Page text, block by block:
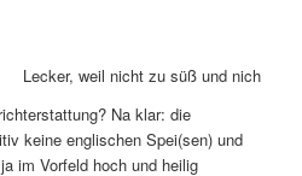
Lecker, weil nicht zu süß und nicht so
Na klar: die
keine englischen Spei(sen) und
im Vorfeld hoch und heilig